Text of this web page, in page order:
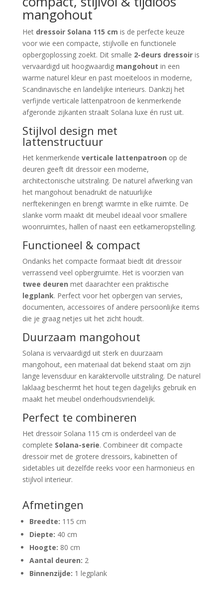
mangohout
Het dressoir Solana 115 cm is de perfecte keuze
voor wie een compacte, stijlvolle en functionele
opbergoplossing zoekt. Dit smalle 2-deurs dressoiris
vervaardigd uit hoogwaardig mangohout in een
warme naturel kleur en past moeiteloos in moderne,
Scandinavische en landelijke interieurs. Dankzij het
verfijnde verticale lattenpatroon de kenmerkende
afgeronde zijkanten straalt Solana luxe én rust uit.
Stijlvol design met
lattenstructuur
Het kenmerkende verticale lattenpatroon op de
deuren geeft dit dressoir een moderne,
architectonische uitstraling. De naturel afwerking van
het mangohout benadrukt de natuurlijke
nerftekeningen en brengt warmte in elke ruimte. De
slanke vorm maakt dit meubel ideaal voor smallere
woonruimtes, hallen of naast een eetkameropstelling.
Functioneel & compact
Ondanks het compacte formaat biedt dit dressoir
verrassend veel opbergruimte. Het is voorzien van
twee deuren met daarachter een praktische
legplank. Perfect voor het opbergen van servies,
documenten, accessoires of andere persoonlijke items
die je graag netjes uit het zicht houdt.
Duurzaam mangohout
Solana is vervaardigd uit sterk en duurzaam
mangohout, een materiaal dat bekend staat om zijn
lange levensduur en karaktervolle uitstraling. De naturel
laklaag beschermt het hout tegen dagelijks gebruik en
maakt het meubel onderhoudsvriendelijk.
Perfect te combineren
Het dressoir Solana 115 cm is onderdeel van de
complete Solana-serie. Combineer dit compacte
dressoir met de grotere dressoirs, kabinetten of
sidetables uit dezelfde reeks voor een harmonieus en
stijlvol interieur.
Afmetingen
Breedte: 115 cm
Diepte: 40 cm
Hoogte: 80 cm
Aantal deuren: 2
Binnenzijde: 1 legplank